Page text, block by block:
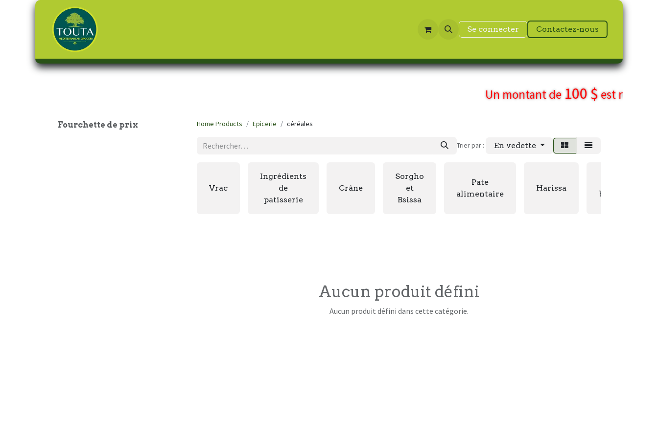
Se connecter Contactez-nous
Un montant de100 $est requis
Fourchette de prix Home Products Epicerie céréales
Trier par : En vedette
Vrac
Ingrédients
de
patisserie
Crâne
Sorgho
et
Bsissa
Pate
alimentaire
Harissa
biscuits
Aucun produit défini
Aucun produit défini dans cette catégorie.